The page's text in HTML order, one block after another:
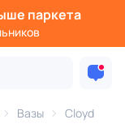
паркета
Вазы Cloyd